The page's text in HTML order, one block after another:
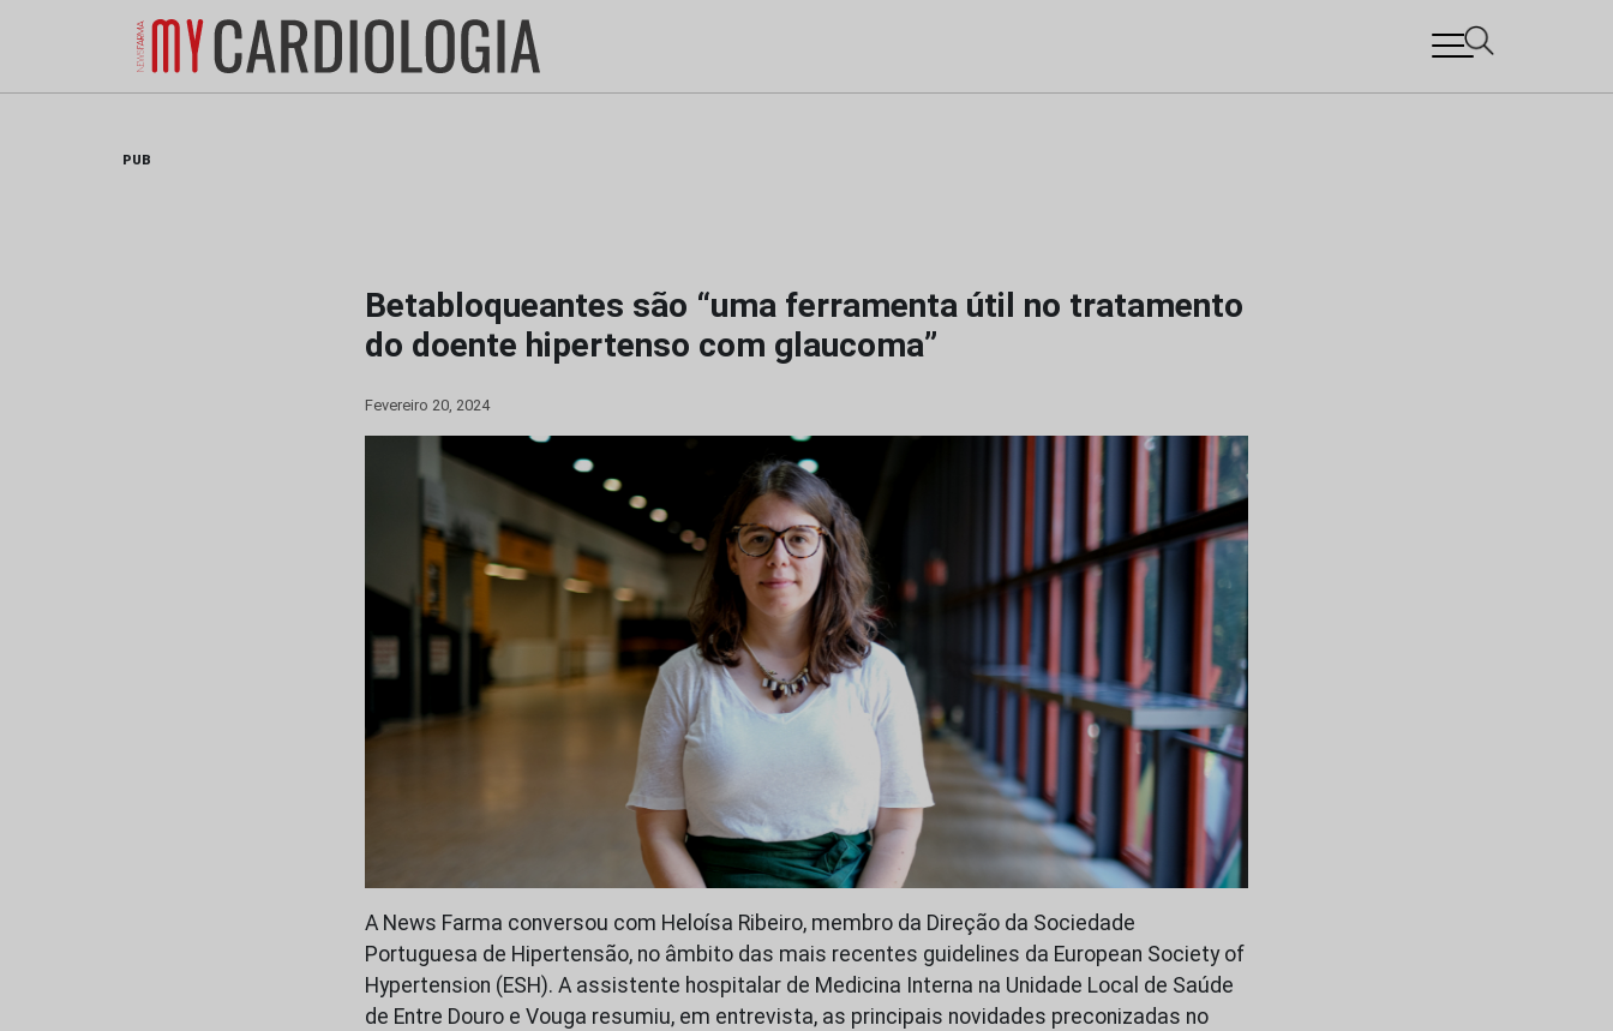
PUB
Betabloqueantes são “uma ferramenta útil no tratamento
do doente hipertenso com glaucoma”
Fevereiro 20, 2024
A News Farma conversou com Heloísa Ribeiro, membro da Direção da Sociedade
Portuguesa de Hipertensão, no âmbito das mais recentes guidelines da European Society of
Hypertension (ESH). A assistente hospitalar de Medicina Interna na Unidade Local de Saúde
de Entre Douro e Vouga resumiu, em entrevista, as principais novidades preconizadas no